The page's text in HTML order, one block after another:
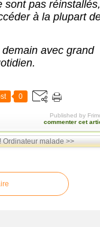
sont pas réinstallés,
à la plupart
avec grand
0
Published by
commenter cet
Ordinateur malade >>